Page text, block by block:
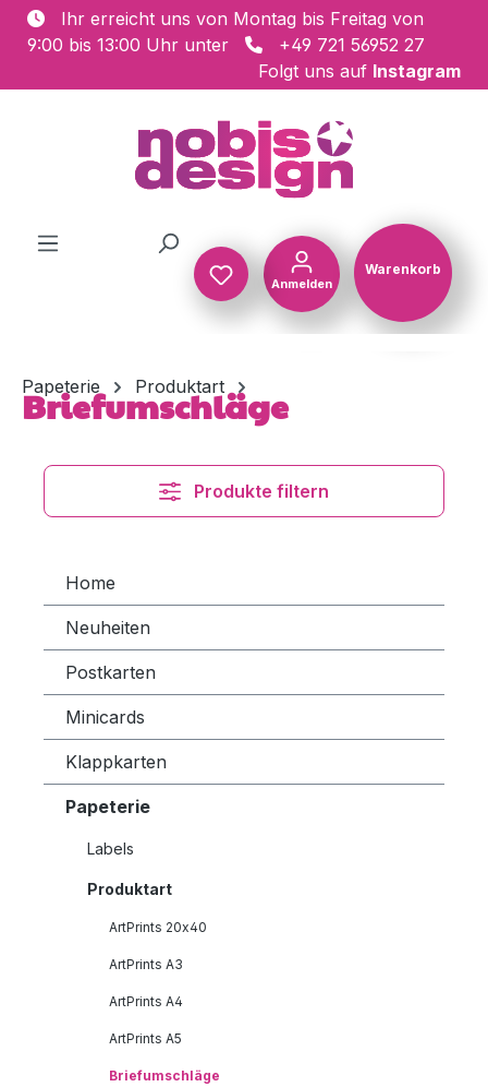
Zum Hauptinhalt springen
Ihr erreicht uns von Montag bis Freitag von
9:00 bis 13:00 Uhr unter
+49 721 56952 27
Folgt uns auf Instagram
Anmelden
Warenkorb
Papeterie Produktart
Briefumschläge
Produkte filtern
Home
Neuheiten
Postkarten
Minicards
Klappkarten
Papeterie
Labels
Produktart
ArtPrints 20x40
ArtPrints A3
ArtPrints A4
ArtPrints A5
Briefumschläge